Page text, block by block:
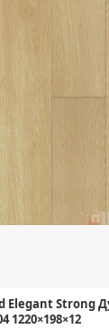
Elegant Strong
1220×198×12